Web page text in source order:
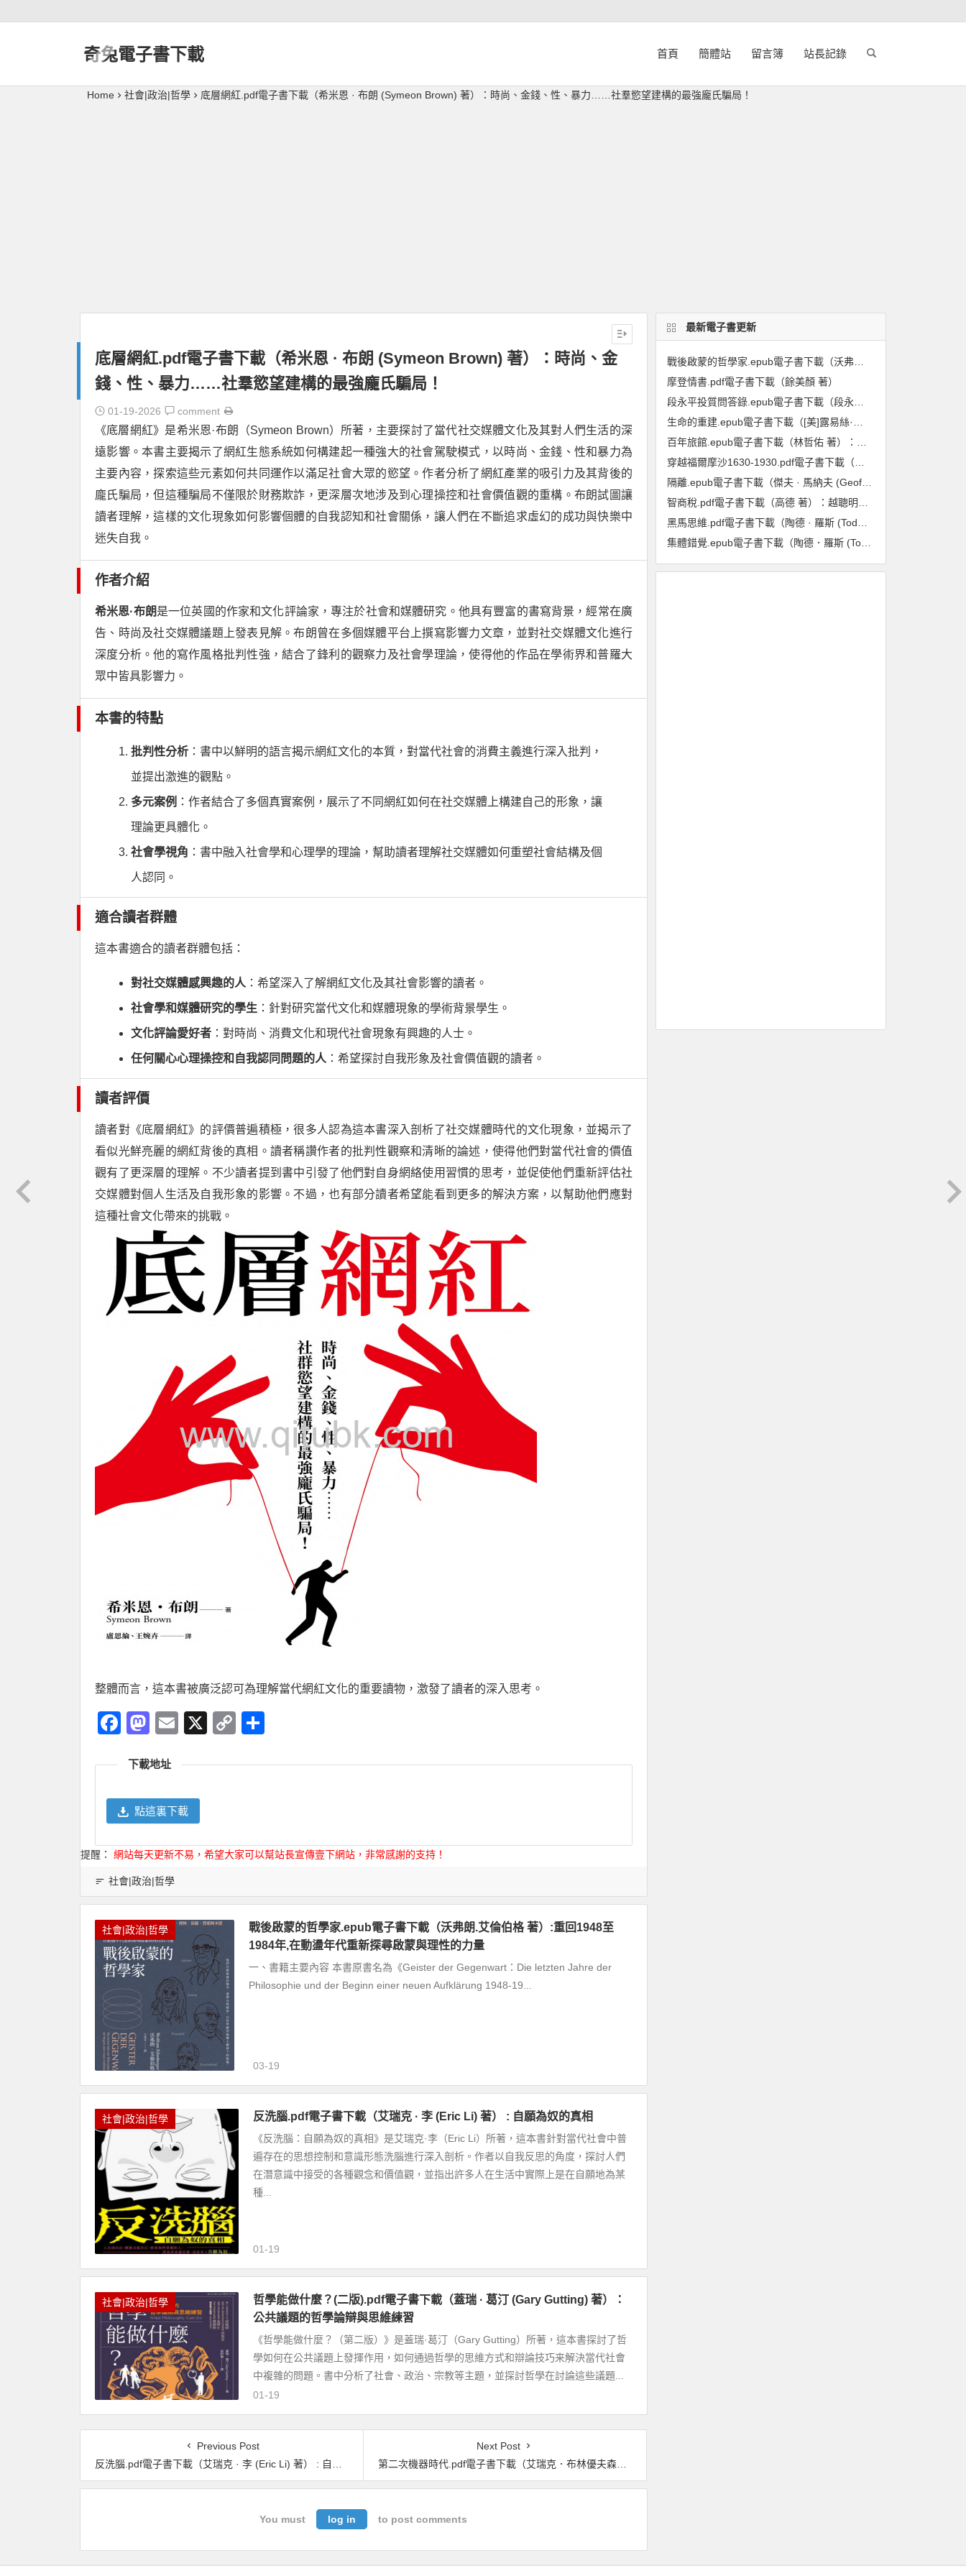
奇兔電子書下載 首頁 簡體站 留言簿 站長記錄
Home 社會|政治|哲學 底層網紅.pdf電子書下載（希米恩 · 布朗 (Symeon Brown) 著）：時尚、金錢、性、暴力……社羣慾望建構的最強龐氏騙局！
底層網紅.pdf電子書下載（希米恩 · 布朗 (Symeon Brown) 著）：時尚、金
錢、性、暴力……社羣慾望建構的最強龐氏騙局！
01-19-2026 comment
《底層網紅》是希米恩·布朗（Symeon Brown）所著，主要探討了當代社交媒體文化及其對人們生活的深
遠影響。本書主要揭示了網紅生態系統如何構建起一種強大的社會駕駛模式，以時尚、金錢、性和暴力為
主要內容，探索這些元素如何共同運作以滿足社會大眾的慾望。作者分析了網紅產業的吸引力及其背後的
龐氏騙局，但這種騙局不僅限於財務欺詐，更深層次地涉及到心理操控和社會價值觀的重構。布朗試圖讓
讀者理解，這樣的文化現象如何影響個體的自我認知和社會關係，讓人們在不斷追求虛幻的成功與快樂中
迷失自我。
作者介紹
希米恩·布朗是一位英國的作家和文化評論家，專注於社會和媒體研究。他具有豐富的書寫背景，經常在廣
告、時尚及社交媒體議題上發表見解。布朗曾在多個媒體平台上撰寫影響力文章，並對社交媒體文化進行
深度分析。他的寫作風格批判性強，結合了鋒利的觀察力及社會學理論，使得他的作品在學術界和普羅大
眾中皆具影響力。
本書的特點
批判性分析 ：書中以鮮明的語言揭示網紅文化的本質，對當代社會的消費主義進行深入批判，
並提出激進的觀點。
多元案例 ：作者結合了多個真實案例，展示了不同網紅如何在社交媒體上構建自己的形象，讓
理論更具體化。
社會學視角 ：書中融入社會學和心理學的理論，幫助讀者理解社交媒體如何重塑社會結構及個
人認同。
適合讀者群體
這本書適合的讀者群體包括：
對社交媒體感興趣的人 ：希望深入了解網紅文化及其社會影響的讀者。
社會學和媒體研究的學生 ：針對研究當代文化和媒體現象的學術背景學生。
文化評論愛好者 ：對時尚、消費文化和現代社會現象有興趣的人士。
任何關心心理操控和自我認同問題的人 ：希望探討自我形象及社會價值觀的讀者。
讀者評價
讀者對《底層網紅》的評價普遍積極，很多人認為這本書深入剖析了社交媒體時代的文化現象，並揭示了
看似光鮮亮麗的網紅背後的真相。讀者稱讚作者的批判性觀察和清晰的論述，使得他們對當代社會的價值
觀有了更深層的理解。不少讀者提到書中引發了他們對自身網絡使用習慣的思考，並促使他們重新評估社
交媒體對個人生活及自我形象的影響。不過，也有部分讀者希望能看到更多的解決方案，以幫助他們應對
這種社會文化帶來的挑戰。
整體而言，這本書被廣泛認可為理解當代網紅文化的重要讀物，激發了讀者的深入思考。
Facebook
Mastodon
Email
X
Copy
下載地址
點這裏下載
提醒： 網站每天更新不易，希望大家可以幫站長宣傳壹下網站，非常感謝的支持！
社會|政治|哲學
社會|政治|哲學
戰後啟蒙的哲學家.epub電子書下載（沃弗朗.艾倫伯格 著）:重回1948至
1984年,在動盪年代重新探尋啟蒙與理性的力量
一、書籍主要內容 本書原書名為《Geister der Gegenwart：Die letzten Jahre der
Philosophie und der Beginn einer neuen Aufklärung 1948-19...
03-19
社會|政治|哲學 反洗腦.pdf電子書下載（艾瑞克 · 李 (Eric Li) 著） : 自願為奴的真相
《反洗腦：自願為奴的真相》是艾瑞克·李（Eric Li）所著，這本書針對當代社會中普
遍存在的思想控制和意識形態洗腦進行深入剖析。作者以自我反思的角度，探討人們
在潛意識中接受的各種觀念和價值觀，並指出許多人在生活中實際上是在自願地為某
種...
01-19
社會|政治|哲學
哲學能做什麼？(二版).pdf電子書下載（蓋瑞 · 葛汀 (Gary Gutting) 著）：
公共議題的哲學論辯與思維練習
《哲學能做什麼？（第二版）》是蓋瑞·葛汀（Gary Gutting）所著，這本書探討了哲
學如何在公共議題上發揮作用，如何通過哲學的思維方式和辯論技巧来解決當代社會
中複雜的問題。書中分析了社會、政治、宗教等主題，並探討哲學在討論這些議題...
01-19
Previous Post
反洗腦.pdf電子書下載（艾瑞克 · 李 (Eric Li) 著） : 自願為奴的真相
Next Post
第二次機器時代.pdf電子書下載（艾瑞克．布林優夫森／Erik Brynjolfsson, 安德魯．麥克費／Andrew McAfee 著）
You must log in to post comments
最新電子書更新
摩登情書.pdf電子書下載（餘美顏 著）